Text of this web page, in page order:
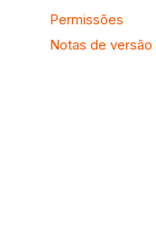
Permissões
Notas de versão